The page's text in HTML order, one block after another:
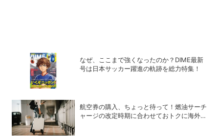
なぜ、ここまで強くなったのか？DIME最新
号は日本サッカー躍進の軌跡を総力特集！
航空券の購入、ちょっと待って！燃油サーチ
ャージの改定時期に合わせておトクに海外航